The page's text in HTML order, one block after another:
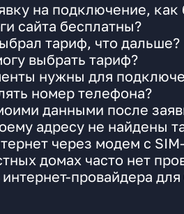
на подключение,
сайта бесплатны?
тариф, что дальше?
выбрать тариф?
нужны для
номер телефона?
данными после
адресу не найдены
через модем с
домах часто нет
провайдера для